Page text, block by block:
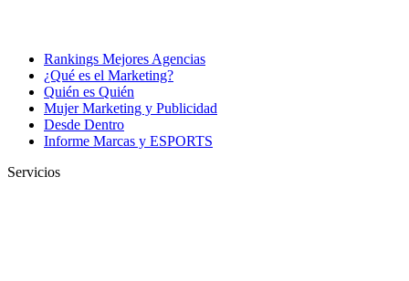
Rankings Mejores Agencias
¿Qué es el Marketing?
Quién es Quién
Mujer Marketing y Publicidad
Desde Dentro
Informe Marcas y ESPORTS
Servicios